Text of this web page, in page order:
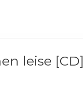
leise [CD]